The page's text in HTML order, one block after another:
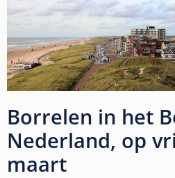
Borrelen in het
Nederland, op
maart